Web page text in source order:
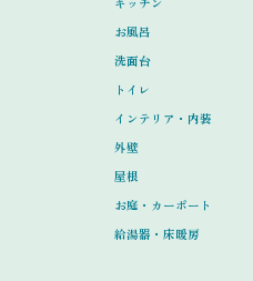
お風呂
洗面台
トイレ
インテリア・内装
外壁
屋根
お庭・カーポート
給湯器・床暖房